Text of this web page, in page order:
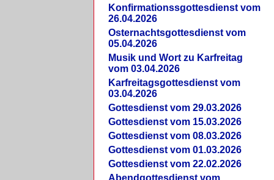
Konfirmationssgottesdienst vom
26.04.2026
Osternachtsgottesdienst vom
05.04.2026
Musik und Wort zu Karfreitag
vom 03.04.2026
Karfreitagsgottesdienst vom
03.04.2026
Gottesdienst vom 29.03.2026
Gottesdienst vom 15.03.2026
Gottesdienst vom 08.03.2026
Gottesdienst vom 01.03.2026
Gottesdienst vom 22.02.2026